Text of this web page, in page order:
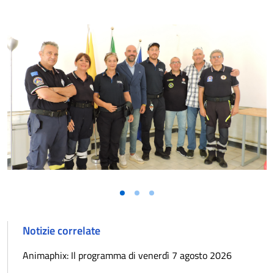
Vai alla slide 1
Vai alla slide 2
Vai alla slide 3
Notizie correlate
Animaphix: Il programma di venerdì 7 agosto 2026